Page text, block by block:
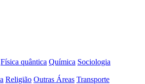
Física quântica Química Sociologia
Religião Outras Áreas Transporte